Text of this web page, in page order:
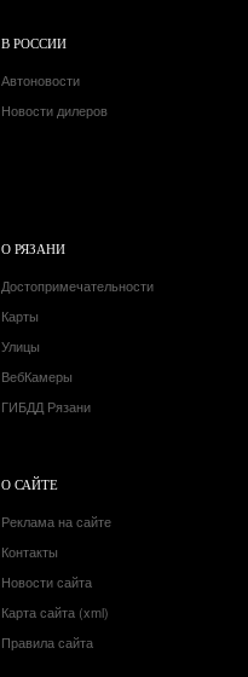
В РОССИИ
Автоновости
Новости дилеров
О РЯЗАНИ
Достопримечательности
Карты
Улицы
ВебКамеры
ГИБДД Рязани
О САЙТЕ
Реклама на сайте
Контакты
Новости сайта
Карта сайта (xml)
Правила сайта